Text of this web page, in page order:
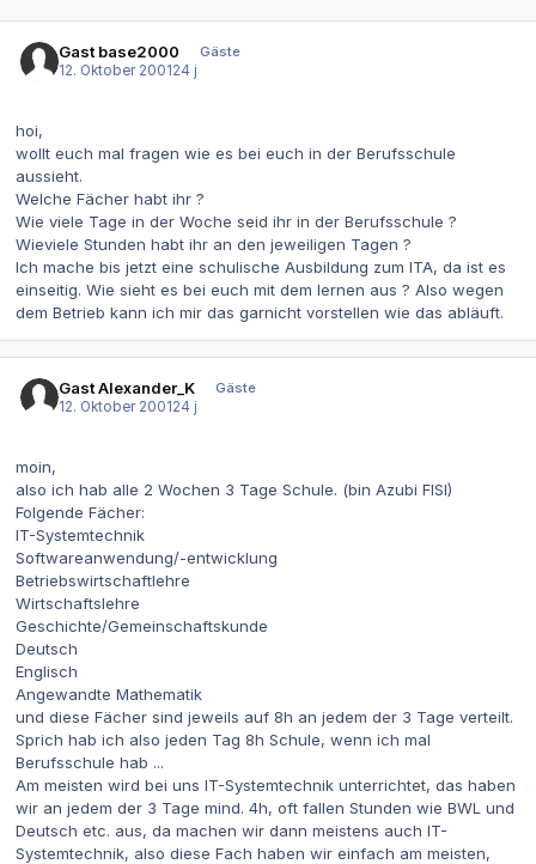
Gast base2000
Gäste
12. Oktober 2001 24 j
hoi,
wollt euch mal fragen wie es bei euch in der Berufsschule
aussieht.
Welche Fächer habt ihr ?
Wie viele Tage in der Woche seid ihr in der Berufsschule ?
Wieviele Stunden habt ihr an den jeweiligen Tagen ?
Ich mache bis jetzt eine schulische Ausbildung zum ITA, da ist es
einseitig. Wie sieht es bei euch mit dem lernen aus ? Also wegen
dem Betrieb kann ich mir das garnicht vorstellen wie das abläuft.
Gast Alexander_K
Gäste
12. Oktober 2001 24 j
moin,
also ich hab alle 2 Wochen 3 Tage Schule. (bin Azubi FISI)
Folgende Fächer:
IT-Systemtechnik
Softwareanwendung/-entwicklung
Betriebswirtschaftlehre
Wirtschaftslehre
Geschichte/Gemeinschaftskunde
Deutsch
Englisch
Angewandte Mathematik
und diese Fächer sind jeweils auf 8h an jedem der 3 Tage verteilt.
Sprich hab ich also jeden Tag 8h Schule, wenn ich mal
Berufsschule hab ...
Am meisten wird bei uns IT-Systemtechnik unterrichtet, das haben
wir an jedem der 3 Tage mind. 4h, oft fallen Stunden wie BWL und
Deutsch etc. aus, da machen wir dann meistens auch IT-
Systemtechnik, also diese Fach haben wir einfach am meisten,